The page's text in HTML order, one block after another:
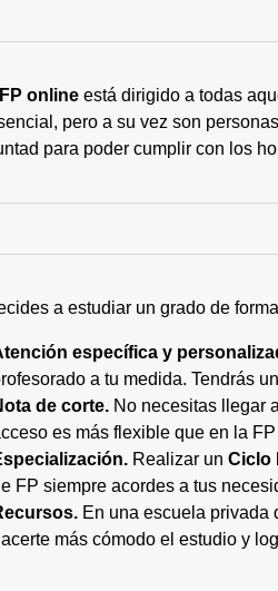
FP online está dirigido a todas
pero a su vez son
para poder cumplir con los
a estudiar un grado de
específica y
a tu medida. Tendrás
de corte. No necesitas llegar
es más flexible que en la
Realizar un Ciclo
FP siempre acordes a tus
En una escuela privada
más cómodo el estudio y